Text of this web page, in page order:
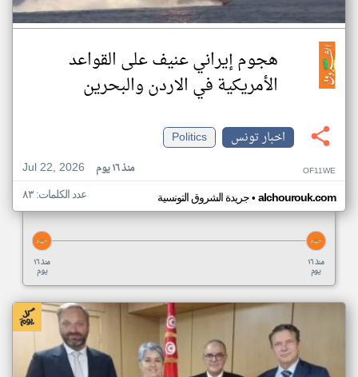
هجوم إيراني عنيف على القواعد
الأمريكية في الاردن والبحرين
اخبار تونس
Politics
Jul 22, 2026
منذ ١٦ يوم OF11WE
جريدة الشروق التونسية• alchourouk.com عدد الكلمات: ٨٣
منذ ١٦
يوم
منذ ١٦
يوم